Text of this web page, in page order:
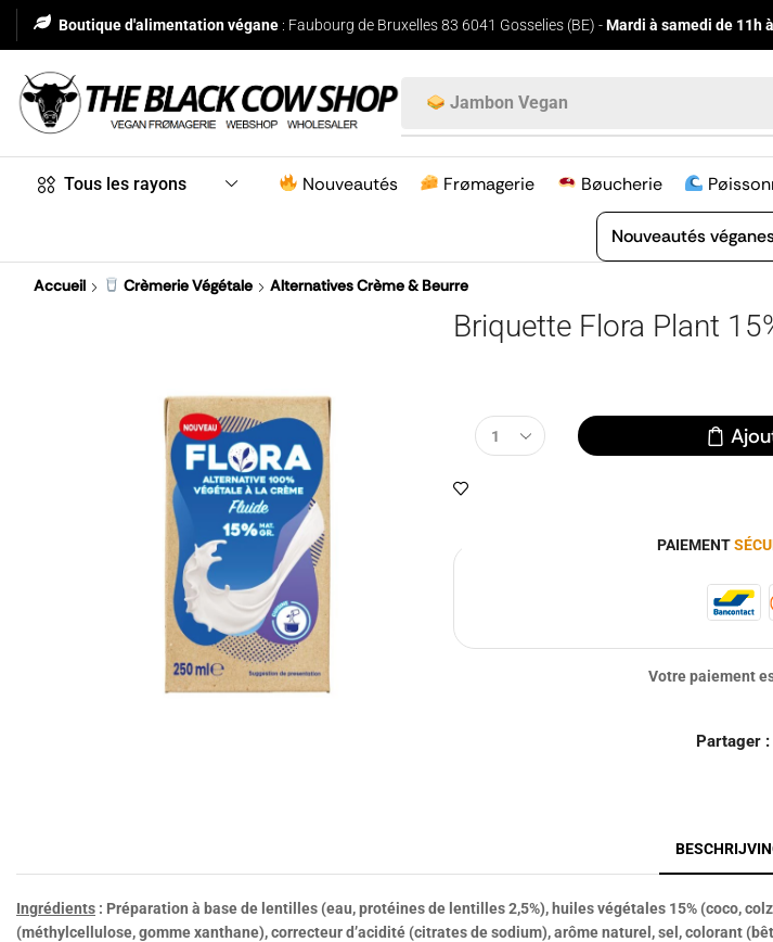
Boutique d'alimentation végane : Faubourg de Bruxelles 83 6041 Gosselies (BE) -Mardi à samedi de 11h
Jambon Vegan
Tous les rayons Nouveautés Frømagerie Bøucherie
Nouveautés
Accueil Crèmerie Végétale Alternatives Crème & Beurre
Briquette Flora Plant
PAIEMENT
Votre paiement
Partager :
Ingrédients : Préparation à base de lentilles (eau, protéines de lentilles 2,5%), huiles végétales 15% (coco,
(méthylcellulose, gomme xanthane), correcteur d’acidité (citrates de sodium), arôme naturel, sel, colorant